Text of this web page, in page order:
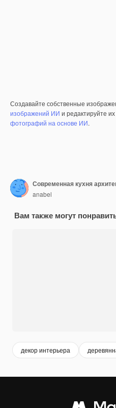
Создавайте собственные
изображений ИИ и редактируйте
фотографий на основе ИИ.
anabel
Вам также могут
декор интерьера